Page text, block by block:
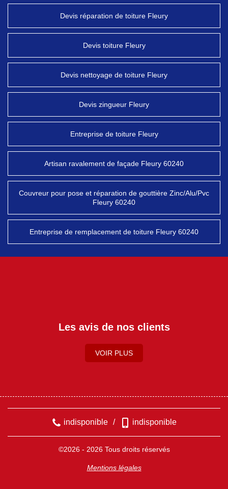
Devis réparation de toiture Fleury
Devis toiture Fleury
Devis nettoyage de toiture Fleury
Devis zingueur Fleury
Entreprise de toiture Fleury
Artisan ravalement de façade Fleury 60240
Couvreur pour pose et réparation de gouttière Zinc/Alu/Pvc
Fleury 60240
Entreprise de remplacement de toiture Fleury 60240
Les avis de nos clients
VOIR PLUS
indisponible / indisponible
©2026 - 2026 Tous droits réservés
Mentions légales